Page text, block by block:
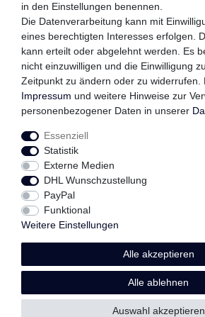
FOLGEN SIE UNS
Impressum
Widerrufs­recht Vertrag
© Copyright 2026 | Alle Rechte
in den Einstellungen benennen.
Die Datenverarbeitung kann mit
eines berechtigten Interesses erfolgen.
kann erteilt oder abgelehnt werden. Es
nicht einzuwilligen und die Einwilligung
Zeitpunkt zu ändern oder zu widerrufen.
Impressum und weitere Hinweise zur
personenbezogener Daten in unserer
Essenziell
Statistik
Externe Medien
DHL Wunschzustellung
PayPal
Funktional
Weitere Einstellungen
Alle akzeptieren
Alle ablehnen
Auswahl akzeptieren